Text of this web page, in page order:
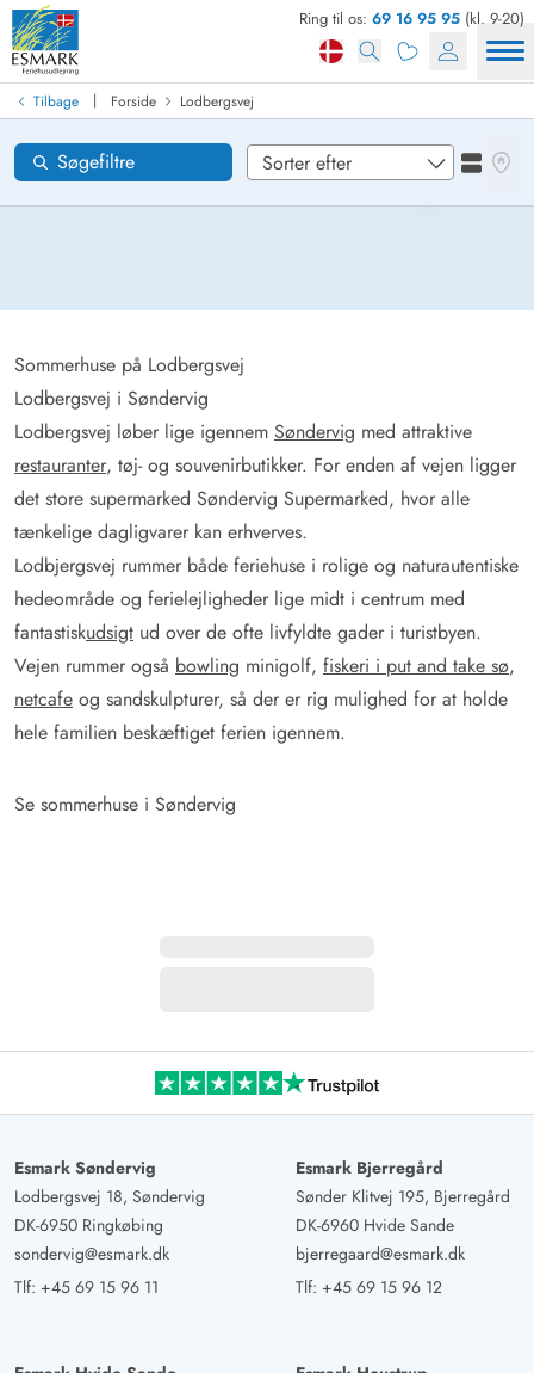
Ring til os: 69 16 95 95 (kl. 9-20)
Tilbage | Forside Lodbergsvej
Lodbergsvej
Sommerhuse på Lodbergsvej
Lodbergsvej i Søndervig
Lodbergsvej løber lige igennem Søndervig med attraktive
restauranter, tøj- og souvenirbutikker. For enden af vejen ligger
det store supermarked Søndervig Supermarked, hvor alle
tænkelige dagligvarer kan erhverves.
Lodbjergsvej rummer både feriehuse i rolige og naturautentiske
hedeområde og ferielejligheder lige midt i centrum med
fantastiskudsigt ud over de ofte livfyldte gader i turistbyen.
Vejen rummer også bowling minigolf, fiskeri i put and take sø,
netcafe og sandskulpturer, så der er rig mulighed for at holde
hele familien beskæftiget ferien igennem.
Se sommerhuse i Søndervig
Søgefiltre
Se
Find sommerhus
Ankomst
Områder
Esmark Søndervig
Lodbergsvej 18, Søndervig
DK-6950 Ringkøbing
sondervig@esmark.dk
Tlf: +45 69 15 96 11
Esmark Bjerregård
Sønder Klitvej 195, Bjerregård
DK-6960 Hvide Sande
bjerregaard@esmark.dk
Tlf: +45 69 15 96 12